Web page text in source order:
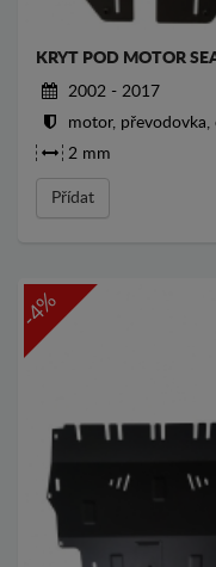
KRYT POD MOTOR
2002 - 2017
motor, převodovka,
2 mm
Přídat
-4%